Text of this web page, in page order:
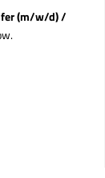
(m/w/d) /